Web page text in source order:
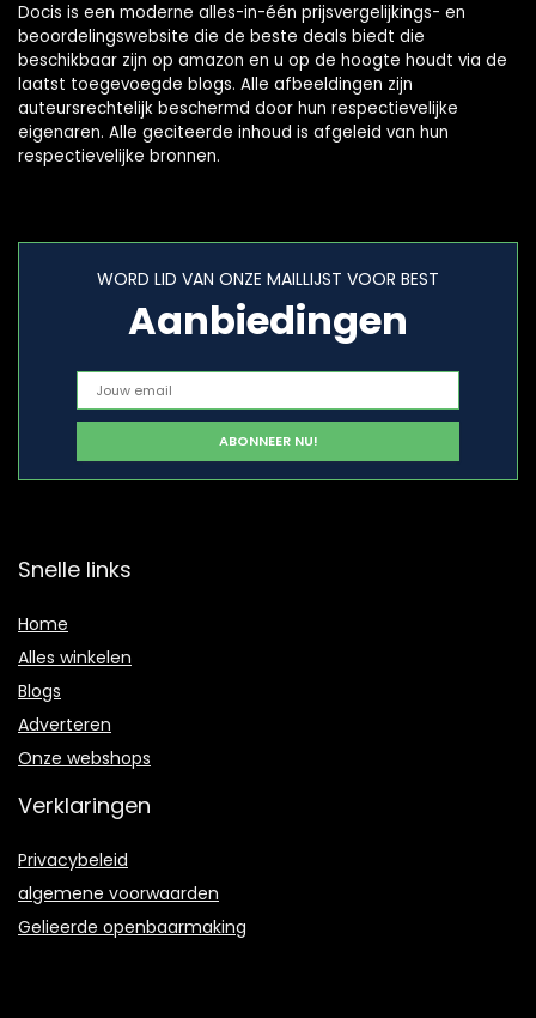
Docis is een moderne alles-in-één prijsvergelijkings- en
beoordelingswebsite die de beste deals biedt die
beschikbaar zijn op amazon en u op de hoogte houdt via de
laatst toegevoegde blogs. Alle afbeeldingen zijn
auteursrechtelijk beschermd door hun respectievelijke
eigenaren. Alle geciteerde inhoud is afgeleid van hun
respectievelijke bronnen.
WORD LID VAN ONZE MAILLIJST VOOR BEST
Aanbiedingen
Snelle links
Home
Alles winkelen
Blogs
Adverteren
Onze webshops
Verklaringen
Privacybeleid
algemene voorwaarden
Gelieerde openbaarmaking